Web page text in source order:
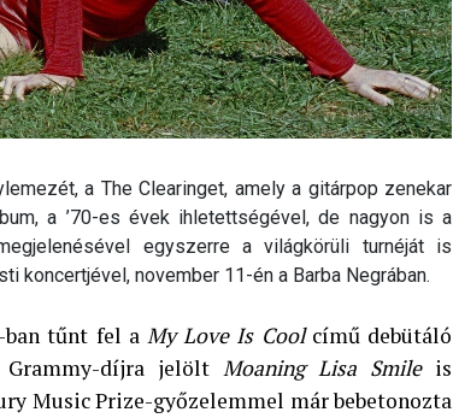
a The Clearinget, amely a gitárpop zenekar
a ’70-es évek ihletettségével, de nagyon is a
egyszerre a világkörüli turnéját is
koncertjével, november 11-én a Barba Negrában.
ban tűnt fel a My Love Is Coolcímű debütáló
díjra jelölt Moaning Lisa Smileis
Music Prize-győzelemmel már bebetonozta